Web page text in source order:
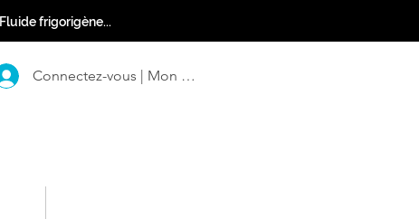
Fluide frigorigène...
Connectez-vous | Mon Compte